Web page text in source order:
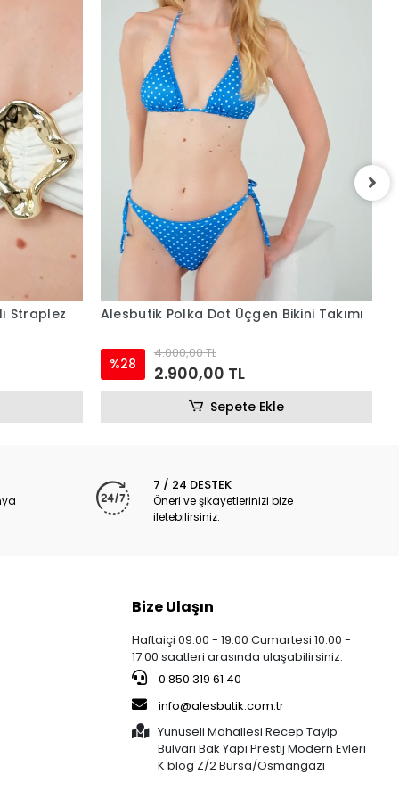
Takımı
Alesbutik Dalga Desenli Bağlamalı
Üçgen Bikini Takımı
4.000,00 TL
2.900,00 TL
Sepete Ekle
7 / 24 DESTEK
Öneri ve şikayetlerinizi bize
iletebilirsiniz.
Bize Ulaşın
Haftaiçi 09:00 - 19:00 Cumartesi 10:00 -
17:00 saatleri arasında ulaşabilirsiniz.
0 850 319 61 40
info@alesbutik.com.tr
Yunuseli Mahallesi Recep Tayip
Bulvarı Bak Yapı Prestij Modern Evleri
K blog Z/2 Bursa/Osmangazi